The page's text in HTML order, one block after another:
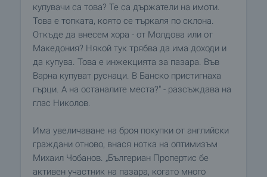
купувачи са това? Те са държатели на имоти.
Това е топката, която се търкаля по склона.
Откъде да внесем хора - от Молдова или от
Македония? Някой тук трябва да има доходи и
да купува. Това е инжекцията за пазара. Във
Варна купуват руснаци. В Банско пристигнаха
гърци. А на останалите места?" - разсъждава на
глас Николов.
Има увеличаване на броя покупки от английски
граждани отново, внася нотка на оптимизъм
Михаил Чобанов. „Бългериан Пропертис бе
активен участник на пазара, когато много